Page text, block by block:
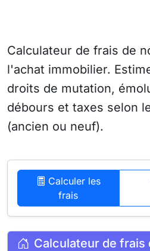
Calculateur de frais de
l'achat immobilier.
droits de mutation,
débours et taxes selon
(ancien ou neuf).
Calculer les
frais
Calculateur de frais